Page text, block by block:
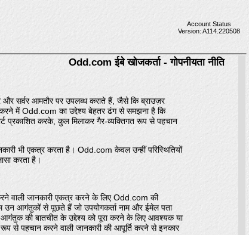
Account Status
Version: A114.220508
Odd.com ईबे खोजकर्ता - गोपनीयता नीति
सर्वर आमतौर पर उपलब्ध कराते हैं, जैसे कि ब्राउज़र
में Odd.com का उद्देश्य बेहतर ढंग से समझना है कि
प्रकाशित करके, कुल मिलाकर गैर-व्यक्तिगत रूप से पहचान
भी एकत्र करता है। Odd.com केवल उन्हीं परिस्थितियों
करता है।
वाली जानकारी एकत्र करने के लिए Odd.com की
उन आगंतुकों से पूछते हैं जो उपयोगकर्ता नाम और ईमेल पता
की बातचीत के उद्देश्य को पूरा करने के लिए आवश्यक या
से पहचान करने वाली जानकारी की आपूर्ति करने से इनकार